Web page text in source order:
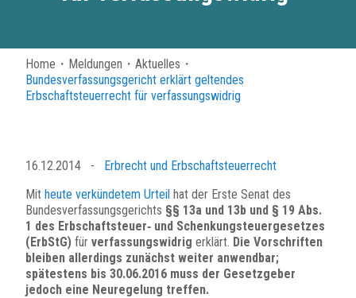
Home ・ Meldungen ・ Aktuelles ・
Bundesverfassungsgericht erklärt geltendes
Erbschaftsteuerrecht für verfassungswidrig
16.12.2014 -
Erbrecht und Erbschaftsteuerrecht
Mit heute verkündetem Urteil hat der Erste Senat des
Bundesverfassungsgerichts §§ 13a und 13b und § 19 Abs.
1 des Erbschaftsteuer‑ und Schenkungsteuergesetzes
(ErbStG) für verfassungswidrig erklärt. Die Vorschriften
bleiben allerdings zunächst weiter anwendbar;
spätestens bis 30.06.2016 muss der Gesetzgeber
jedoch eine Neuregelung treffen.